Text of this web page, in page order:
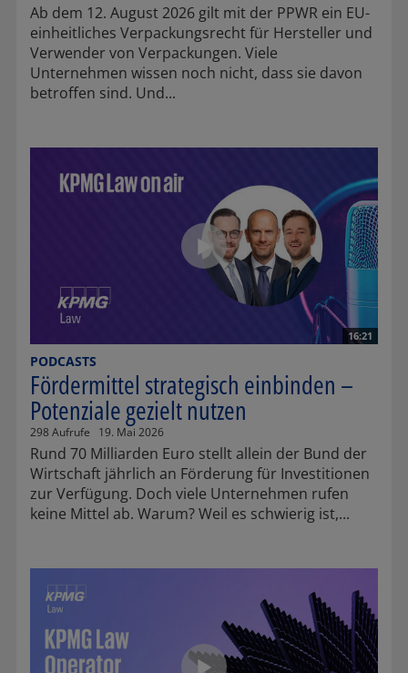
Ab dem 12. August 2026 gilt mit der PPWR ein EU-
einheitliches Verpackungsrecht für Hersteller und
Verwender von Verpackungen. Viele
Unternehmen wissen noch nicht, dass sie davon
betroffen sind. Und...
16:21
PODCASTS
Fördermittel strategisch einbinden –
Potenziale gezielt nutzen
298 Aufrufe 19. Mai 2026
Rund 70 Milliarden Euro stellt allein der Bund der
Wirtschaft jährlich an Förderung für Investitionen
zur Verfügung. Doch viele Unternehmen rufen
keine Mittel ab. Warum? Weil es schwierig ist,...